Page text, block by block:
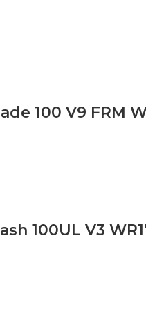
100 V9 FRM
100UL V3